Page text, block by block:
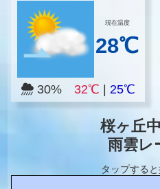
現在温度
28℃
30% 32℃ 25℃
桜ヶ丘
雨雲レ
タップする